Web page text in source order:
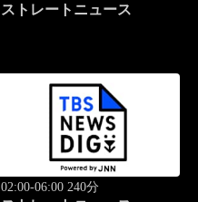
ストレートニュース
02:00-06:00 240分